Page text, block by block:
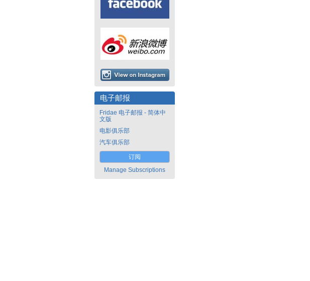
电子邮报
Fridae 电子邮报 - 简体中
文版
电影俱乐部
汽车俱乐部
订阅
Manage Subscriptions